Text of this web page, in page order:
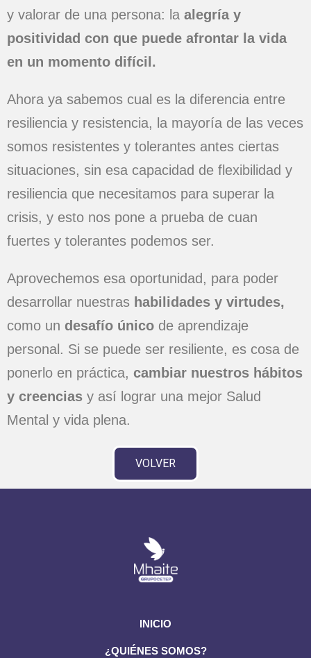
y valorar de una persona: la alegría y
positividad con que puede afrontar la vida
en un momento difícil.
Ahora ya sabemos cual es la diferencia entre
resiliencia y resistencia, la mayoría de las veces
somos resistentes y tolerantes antes ciertas
situaciones, sin esa capacidad de flexibilidad y
resiliencia que necesitamos para superar la
crisis, y esto nos pone a prueba de cuan
fuertes y tolerantes podemos ser.
Aprovechemos esa oportunidad, para poder
desarrollar nuestras habilidades y virtudes,
como un desafío único de aprendizaje
personal. Si se puede ser resiliente, es cosa de
ponerlo en práctica, cambiar nuestros hábitos
y creencias y así lograr una mejor Salud
Mental y vida plena.
VOLVER
INICIO
¿QUIÉNES SOMOS?